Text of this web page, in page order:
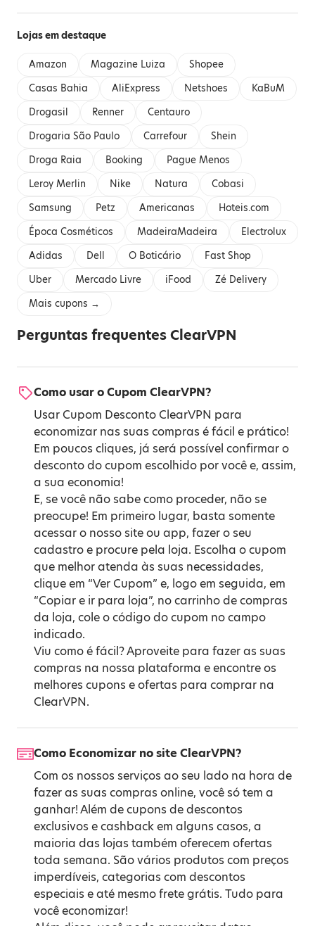
Lojas em destaque
Amazon Magazine Luiza
Shopee
Casas Bahia
AliExpress Netshoes
KaBuM
Drogasil
Renner
Centauro
Drogaria São Paulo
Carrefour
Shein
Droga Raia
Booking
Pague Menos
Leroy Merlin
Nike Natura
Cobasi
Samsung
Petz Americanas
Hoteis.com
Época Cosméticos
MadeiraMadeira
Electrolux
Adidas
Dell O Boticário
Fast Shop
Uber
Mercado Livre iFood
Zé Delivery
Mais cupons →
Perguntas frequentes ClearVPN
Como usar o Cupom ClearVPN?
Usar Cupom Desconto ClearVPN para
economizar nas suas compras é fácil e prático!
Em poucos cliques, já será possível confirmar o
desconto do cupom escolhido por você e, assim,
a sua economia!
E, se você não sabe como proceder, não se
preocupe! Em primeiro lugar, basta somente
acessar o nosso site ou app, fazer o seu
cadastro e procure pela loja. Escolha o cupom
que melhor atenda às suas necessidades,
clique em “Ver Cupom” e, logo em seguida, em
“Copiar e ir para loja”, no carrinho de compras
da loja, cole o código do cupom no campo
indicado.
Viu como é fácil? Aproveite para fazer as suas
compras na nossa plataforma e encontre os
melhores cupons e ofertas para comprar na
ClearVPN.
Como Economizar no site ClearVPN?
Com os nossos serviços ao seu lado na hora de
fazer as suas compras online, você só tem a
ganhar! Além de cupons de descontos
exclusivos e cashback em alguns casos, a
maioria das lojas também oferecem ofertas
toda semana. São vários produtos com preços
imperdíveis, categorias com descontos
especiais e até mesmo frete grátis. Tudo para
você economizar!